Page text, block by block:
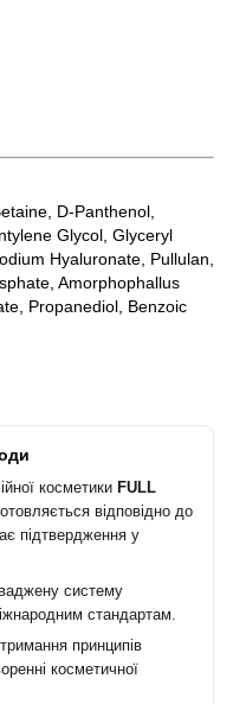
D-Panthenol,
Glycol, Glyceryl
Hyaluronate, Pullulan,
Amorphophallus
Propanediol, Benzoic
косметики FULL
відповідно до
підтвердження у
систему
стандартам.
принципів
косметичної